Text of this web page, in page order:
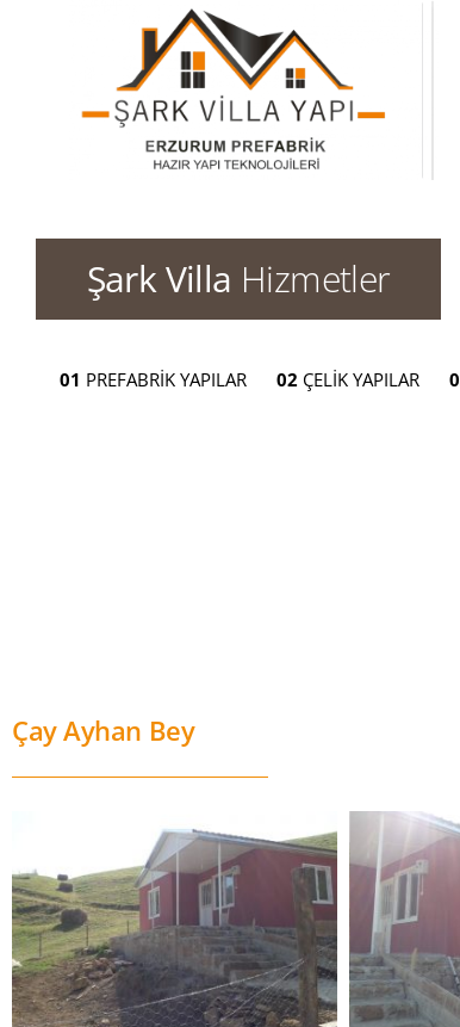
Şark Villa Hizmetler
01 PREFABRİK YAPILAR 02 ÇELİK YAPILAR
Çay Ayhan Bey